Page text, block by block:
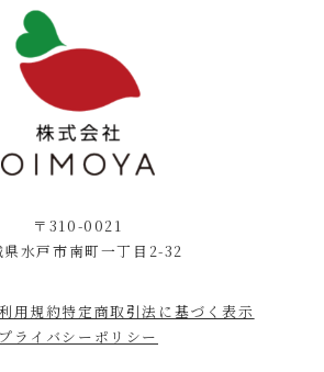
〒310-0021
県水戸市南町一丁目2-32
用規約特定商取引法に基づく表示
プライバシーポリシー